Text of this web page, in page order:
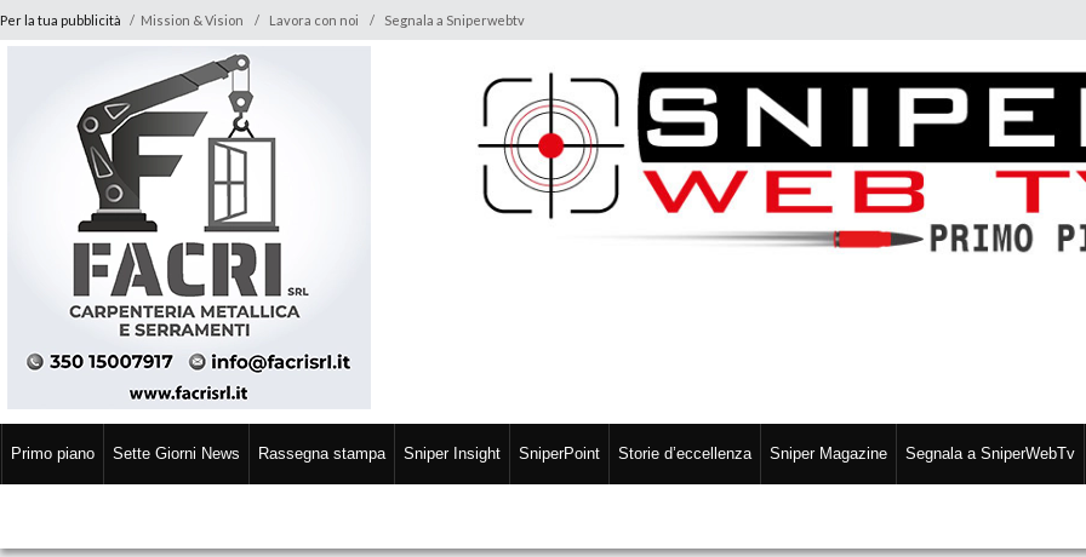
Per la tua pubblicità / Mission & Vision Lavora con noi Segnala a Sniperwebtv
Primo piano Sette Giorni News Rassegna stampa Sniper Insight SniperPoint Storie d’eccellenza Sniper Magazine Segnala a SniperWebTv